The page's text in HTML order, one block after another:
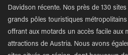
Davidson récente. Nos près de 130
grands pôles touristiques
offrant aux motards un accès facile aux
attractions de Austria. Nous avons